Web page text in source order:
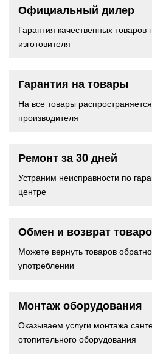
Официальный дилер
Гарантия качественных
изготовителя
Гарантия на товары
На все товары
производителя
Ремонт за 30 дней
Устраним неисправности по
центре
Обмен и возврат
Можете вернуть товаров
употреблении
Монтаж оборудования
Оказываем услуги монтажа
отопительного оборудования